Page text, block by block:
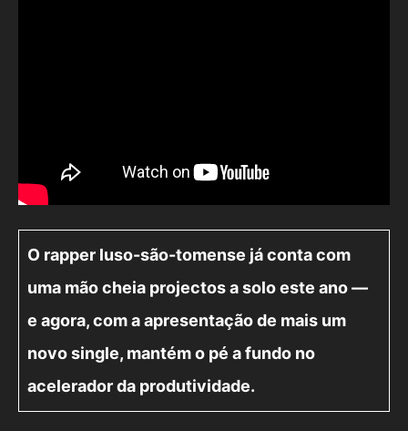
O rapper luso-são-tomense já conta com
uma mão cheia projectos a solo este ano —
e agora, com a apresentação de mais um
novo single, mantém o pé a fundo no
acelerador da produtividade.